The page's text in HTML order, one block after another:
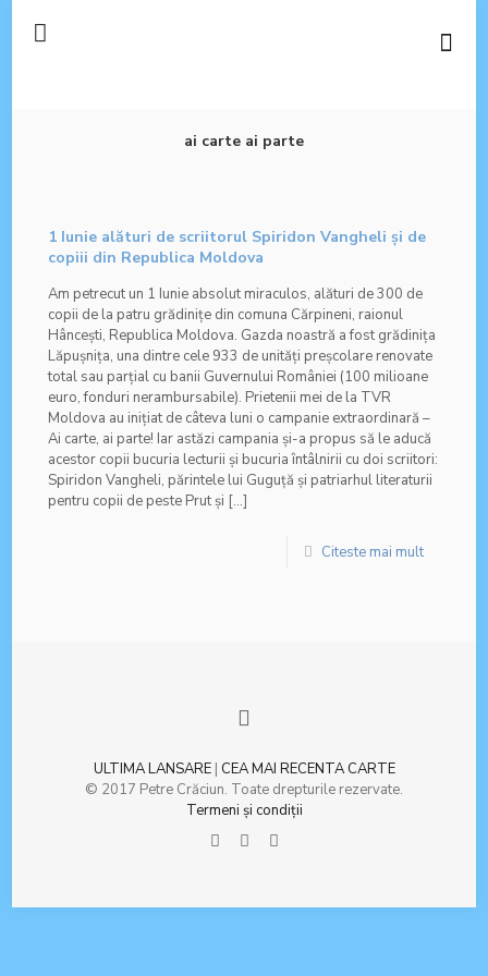
ai carte ai parte
1 Iunie alături de scriitorul Spiridon Vangheli și de
copiii din Republica Moldova
Am petrecut un 1 Iunie absolut miraculos, alături de 300 de
copii de la patru grădinițe din comuna Cărpineni, raionul
Hâncești, Republica Moldova. Gazda noastră a fost grădinița
Lăpușnița, una dintre cele 933 de unități preșcolare renovate
total sau parțial cu banii Guvernului României (100 milioane
euro, fonduri nerambursabile). Prietenii mei de la TVR
Moldova au inițiat de câteva luni o campanie extraordinară –
Ai carte, ai parte! Iar astăzi campania și-a propus să le aducă
acestor copii bucuria lecturii și bucuria întâlnirii cu doi scriitori:
Spiridon Vangheli, părintele lui Guguță și patriarhul literaturii
pentru copii de peste Prut și […]
Citeste mai mult
ULTIMA LANSARE| CEA MAI RECENTA CARTE
© 2017 Petre Crăciun. Toate drepturile rezervate.
Termeni şi condiţii